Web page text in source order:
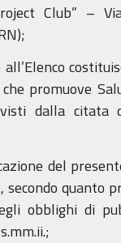
Club” –
che promuove
dalla citata
del
secondo quanto
obblighi di